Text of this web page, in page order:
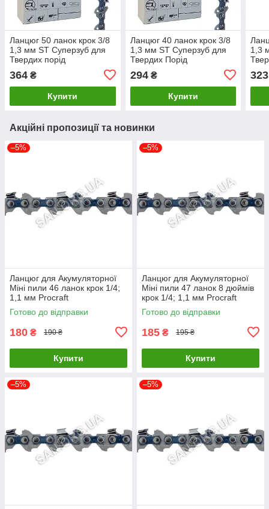
Ланцюг 50 ланок крок 3/8
1,3 мм ST Суперзуб для
Твердих порід
364 ₴
Купити
Ланцюг 40 ланок крок 3/8
1,3 мм ST Суперзуб для
Твердих Порід
294₴
Купити
1,3
323
Акційні пропозиції та новинки
–5%
Ланцюг для Акумуляторної
Міні пили 46 ланок крок 1/4;
1,1 мм Procraft
Готово до відправки
180 ₴ 190 ₴
Купити
–5%
Ланцюг для Акумуляторної
Міні пили 47 ланок 8 дюймів
крок 1/4; 1,1 мм Procraft
Готово до відправки
185 ₴ 195 ₴
Купити
–5% –5%